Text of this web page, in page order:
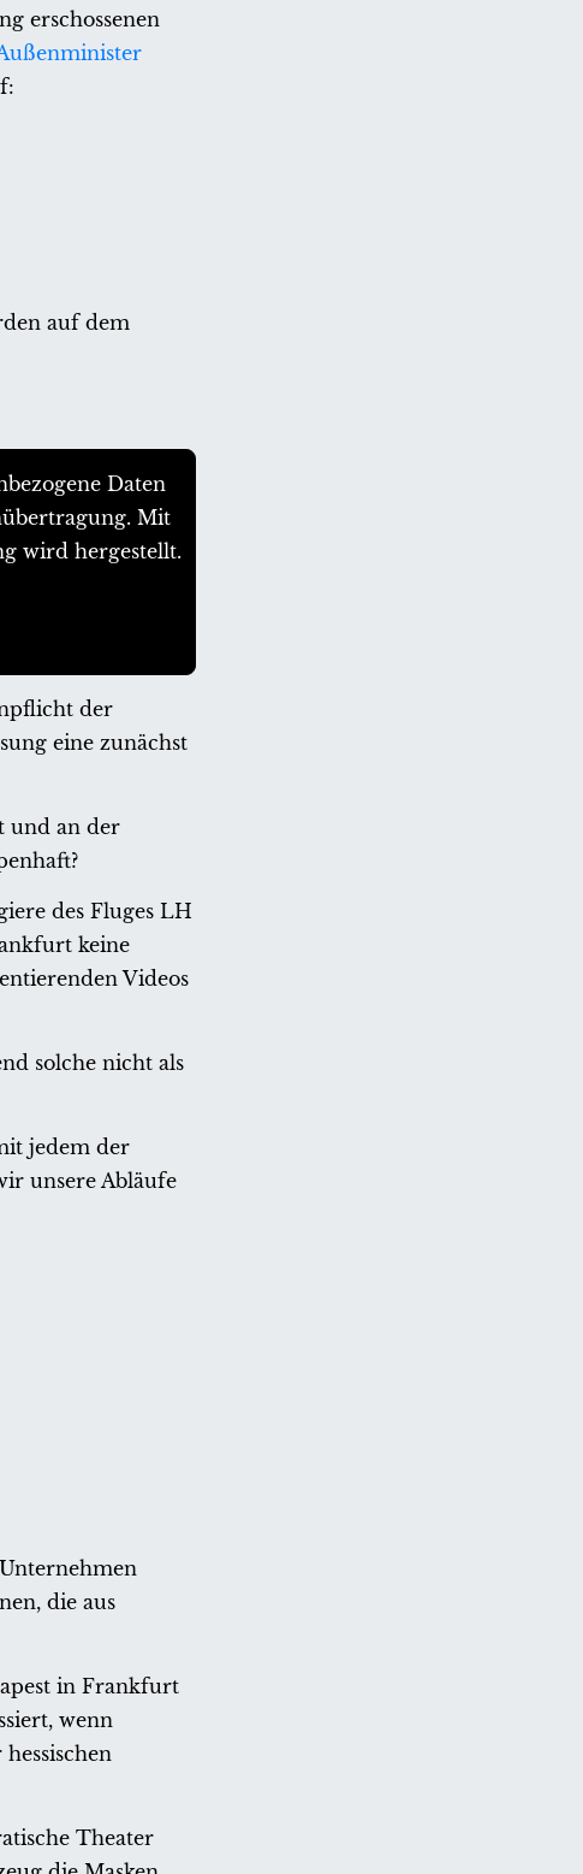
erschossenen
auf dem
Daten
Mit
wird hergestellt.
der
eine zunächst
und an der
des Fluges LH
keine
Videos
solche nicht als
jedem der
unsere Abläufe
die aus
in Frankfurt
wenn
Theater